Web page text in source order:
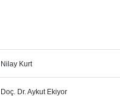
Nilay Kurt
Doç. Dr. Aykut Ekiyor